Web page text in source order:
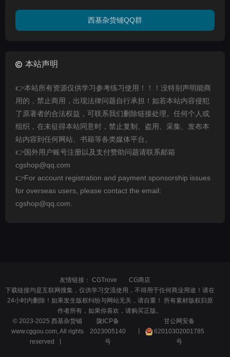
西基杂货铺QQ群
本站声明
👉本站所有资源仅供学习参考练习使用！！！没特别声明能商
用的，禁止商用，出现法律问题自行承担！如若本站内容侵犯
了原著者的合法权益，可联系我们删除链接处理。任何个人或
组织，在未征得本站同意时，禁止复制、盗用、采集、发布本
站内容到任何网站、书籍等各类媒体平台。
👉国外用户账号注册以及支付赞助问题请联系邮箱
cgshop@qq.com
👉For account registration and payment sponsorship issues
for overseas users, please contact the email:
cgshop@qq.com.
友情链接： CGTrove
CG商店
下载链接均是互联网搜集，仅供学习交流使用，不得用于任何商业用途！请在
24小时内删除！如果发生版权纠纷与网站无关，请自重！ 所有素材版权归原
作者所有，如果你喜欢，请购买正版。
© 2023-2025 西基杂货铺
www.cggou.com, All rights
reserved 丨
陇ICP备
2023005140
号
甘公网安备
62010302001785
号